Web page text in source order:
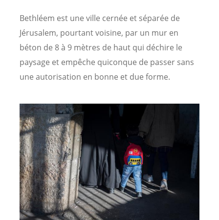
Bethléem est une ville cernée et séparée de
Jérusalem, pourtant voisine, par un mur en
béton de 8 à 9 mètres de haut qui déchire le
paysage et empêche quiconque de passer sans
une autorisation en bonne et due forme.
Image